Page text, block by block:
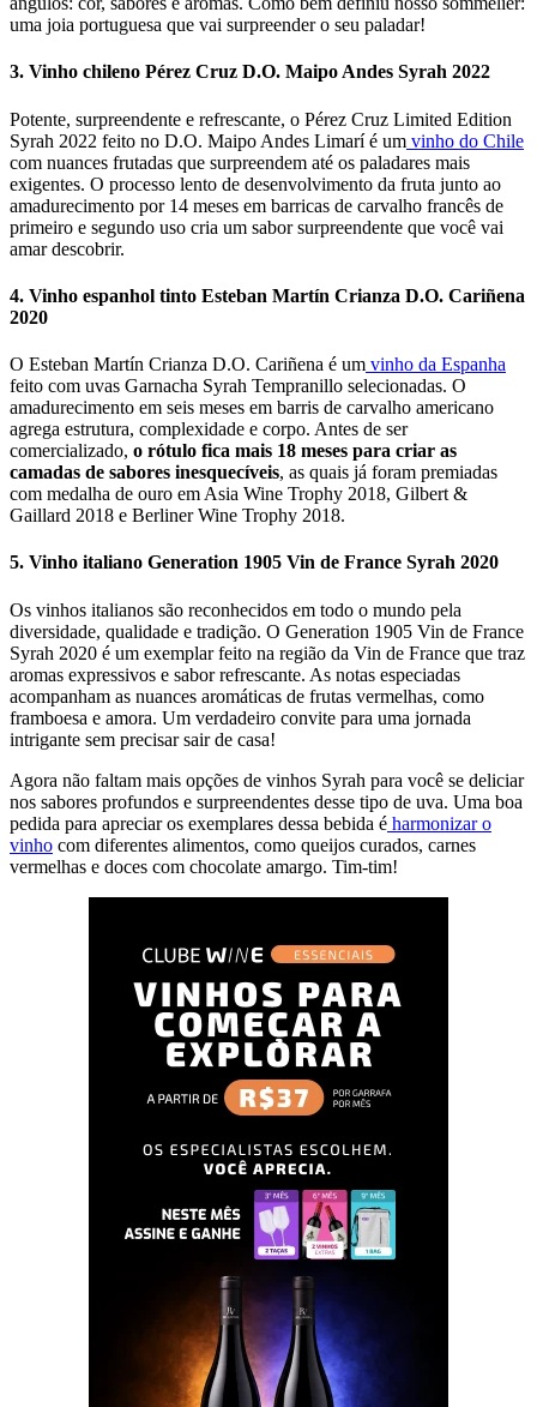
uma joia portuguesa que vai surpreender o seu paladar!
3. Vinho chileno Pérez Cruz D.O. Maipo Andes Syrah 2022
Potente, surpreendente e refrescante, o Pérez Cruz Limited Edition
Syrah 2022 feito no D.O. Maipo Andes Limarí é um vinho do Chile
com nuances frutadas que surpreendem até os paladares mais
exigentes. O processo lento de desenvolvimento da fruta junto ao
amadurecimento por 14 meses em barricas de carvalho francês de
primeiro e segundo uso cria um sabor surpreendente que você vai
amar descobrir.
4. Vinho espanhol tinto Esteban Martín Crianza D.O. Cariñena
2020
O Esteban Martín Crianza D.O. Cariñena é um vinho da Espanha
feito com uvas Garnacha Syrah Tempranillo selecionadas. O
amadurecimento em seis meses em barris de carvalho americano
agrega estrutura, complexidade e corpo. Antes de ser
comercializado, o rótulo fica mais 18 meses para criar as
camadas de sabores inesquecíveis, as quais já foram premiadas
com medalha de ouro em Asia Wine Trophy 2018, Gilbert &
Gaillard 2018 e Berliner Wine Trophy 2018.
5. Vinho italiano Generation 1905 Vin de France Syrah 2020
Os vinhos italianos são reconhecidos em todo o mundo pela
diversidade, qualidade e tradição. O Generation 1905 Vin de France
Syrah 2020 é um exemplar feito na região da Vin de France que traz
aromas expressivos e sabor refrescante. As notas especiadas
acompanham as nuances aromáticas de frutas vermelhas, como
framboesa e amora. Um verdadeiro convite para uma jornada
intrigante sem precisar sair de casa!
Agora não faltam mais opções de vinhos Syrah para você se deliciar
nos sabores profundos e surpreendentes desse tipo de uva. Uma boa
pedida para apreciar os exemplares dessa bebida é harmonizar o
vinho com diferentes alimentos, como queijos curados, carnes
vermelhas e doces com chocolate amargo. Tim-tim!